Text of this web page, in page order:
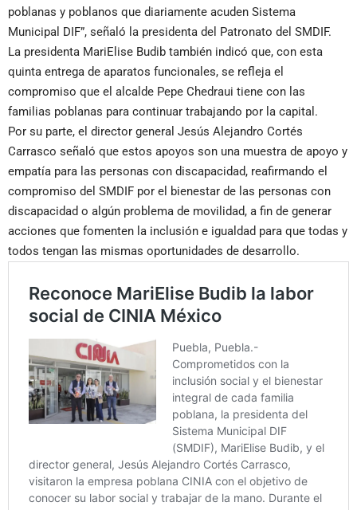
poblanas y poblanos que diariamente acuden Sistema
Municipal DIF”, señaló la presidenta del Patronato del SMDIF.
La presidenta MariElise Budib también indicó que, con esta
quinta entrega de aparatos funcionales, se refleja el
compromiso que el alcalde Pepe Chedraui tiene con las
familias poblanas para continuar trabajando por la capital.
Por su parte, el director general Jesús Alejandro Cortés
Carrasco señaló que estos apoyos son una muestra de apoyo y
empatía para las personas con discapacidad, reafirmando el
compromiso del SMDIF por el bienestar de las personas con
discapacidad o algún problema de movilidad, a fin de generar
acciones que fomenten la inclusión e igualdad para que todas y
todos tengan las mismas oportunidades de desarrollo.